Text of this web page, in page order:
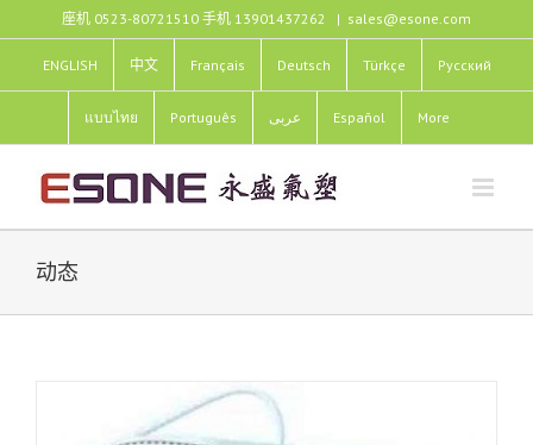
过
容
座机 0523-80721510 手机 13901437262 | sales@esone.com
ENGLISH 中文 Français Deutsch Türkçe Pусский
แบบไทย Português عربى Español More
动态